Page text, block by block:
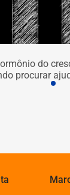
do
procurar